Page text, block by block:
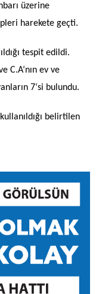
üzerine
harekete geçti.
tespit edildi.
C.A‘nın ev ve
7‘si bulundu.
kullanıldığı belirtilen